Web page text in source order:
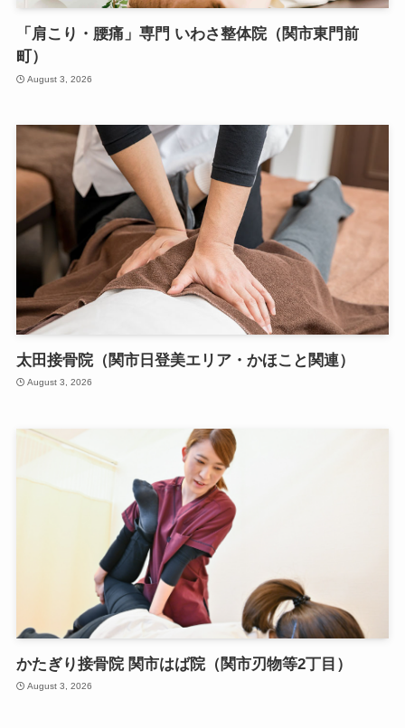
「肩こり・腰痛」専門 いわさ整体院（関市東門前
町）
August 3, 2026
太田接骨院（関市日登美エリア・かほこと関連）
August 3, 2026
かたぎり接骨院 関市はば院（関市刃物等2丁目）
August 3, 2026